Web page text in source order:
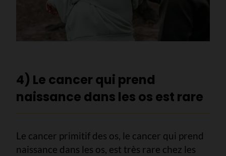
4) Le cancer qui prend
naissance dans les os est rare
Le cancer primitif des os, le cancer qui prend
naissance dans les os, est très rare chez les